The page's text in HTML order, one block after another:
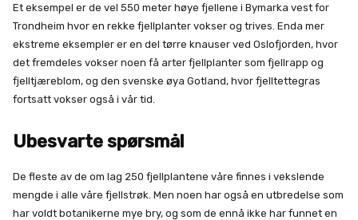
Et eksempel er de vel 550 meter høye fjellene i Bymarka vest for
Trondheim hvor en rekke fjellplanter vokser og trives. Enda mer
ekstreme eksempler er en del tørre knauser ved Oslofjorden, hvor
det fremdeles vokser noen få arter fjellplanter som fjellrapp og
fjelltjæreblom, og den svenske øya Gotland, hvor fjelltettegras
fortsatt vokser også i vår tid.
Ubesvarte spørsmål
De fleste av de om lag 250 fjellplantene våre finnes i vekslende
mengde i alle våre fjellstrøk. Men noen har også en utbredelse som
har voldt botanikerne mye bry, og som de ennå ikke har funnet en